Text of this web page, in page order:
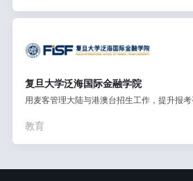
复旦大学泛海国际金融学院
用麦客管理大陆与港澳台招生工作，提升报
教育